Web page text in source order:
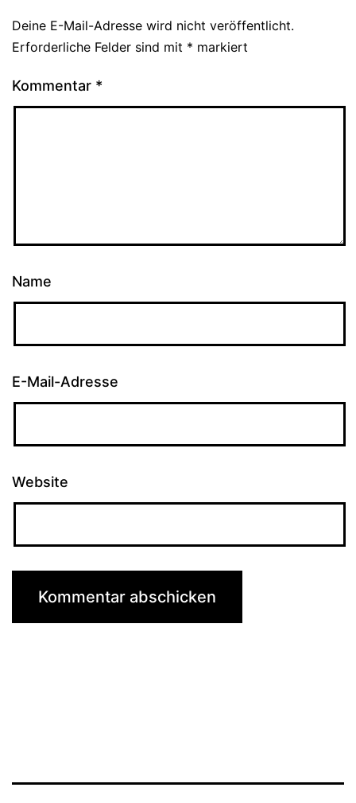
Deine E-Mail-Adresse wird nicht veröffentlicht.
Erforderliche Felder sind mit * markiert
Kommentar *
Name
E-Mail-Adresse
Website